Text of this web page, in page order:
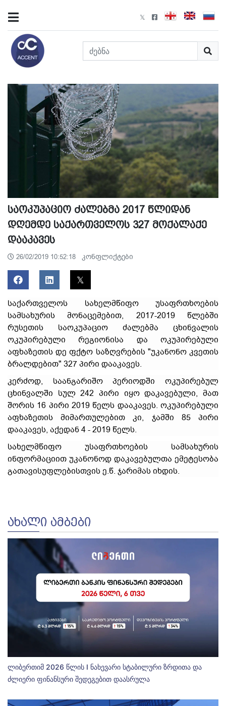
საოკუპაციო ძალებმა 2017 წლიდან
დღემდე საქართველოს 327 მოქალაქე
დააკავეს
26/02/2019 10:52:18 კონფლიქტები
საქართველოს სახელმწიფო უსაფრთხოების
სამსახურის მონაცემებით, 2017-2019 წლებში
რუსეთის საოკუპაციო ძალებმა ცხინვალის
ოკუპირებული რეგიონისა და ოკუპირებული
აფხაზეთის დე ფქტო საზღვრების "უკანონო კვეთის
ბრალდებით" 327 პირი დააკავეს.
კერძოდ, საანგარიშო პერიოდში ოკუპირებულ
ცხინვალში სულ 242 პირი იყო დაკავებული, მათ
შორის 16 პირი 2019 წელს დააკავეს. ოკუპირებული
აფხაზეთის მიმართულებით კი, ჯამში 85 პირი
დააკავეს, აქედან 4 - 2019 წელს.
სახელმწიფო უსაფრთხოების სამსახურის
ინფორმაციით უკანონოდ დაკავებულთა ემეტესობა
გათავისუფლებისთვის ე.წ. ჯარიმას იხდის.
ᲐᲮᲐᲚᲘ ᲐᲛᲑᲔᲑᲘ
ლიბერთიმ 2026 წლის I ნახევარი სტაბილური ზრდითა და
ძლიერი ფინანსური შედეგებით დაასრულა